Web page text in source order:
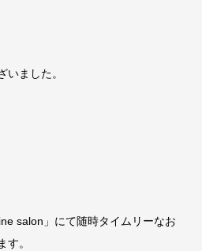
いました。
salon」にて随時タイムリーなお
す。